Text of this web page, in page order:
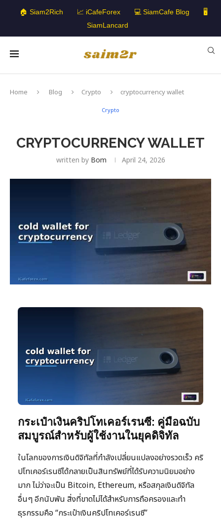
🏠 Siam2Rich 📈 iCafeForex 💻 SiamCafe Blog
🖥️
SiamLancard
Home Blog Crypto cryptocurrency wallet
Crypto
CRYPTOCURRENCY WALLET
written by Bom April 24, 2026
กระเป๋าเงินคริปโทเคอร์เรนซี: คู่มือฉบับ
สมบูรณ์สำหรับผู้ใช้งานในยุคดิจิทัล
ในโลกของการเงินดิจิทัลที่กำลังเปลี่ยนแปลงอย่างรวดเร็ว คริ
ปโทเคอร์เรนซีได้กลายเป็นสินทรัพย์ที่ได้รับความนิยมอย่าง
มาก ไม่ว่าจะเป็น Bitcoin, Ethereum, หรือสกุลเงินดิจิทัล
อื่นๆ อีกนับพัน สิ่งที่ขาดไม่ได้สำหรับการถือครองและทำ
ธุรกรรมคือ “กระเป๋าเงินคริปโทเคอร์เรนซี”